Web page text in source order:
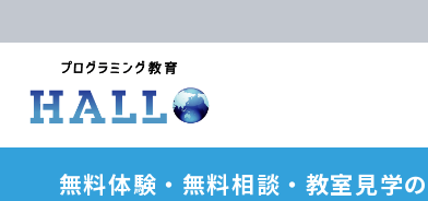
無料体験・無料相談・教室見学